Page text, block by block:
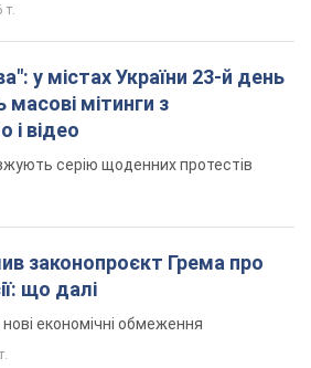
т.
у містах України 23-й день
мітинги з
і відео
серію щоденних протестів
законопроєкт Грема про
що далі
економічні обмеження